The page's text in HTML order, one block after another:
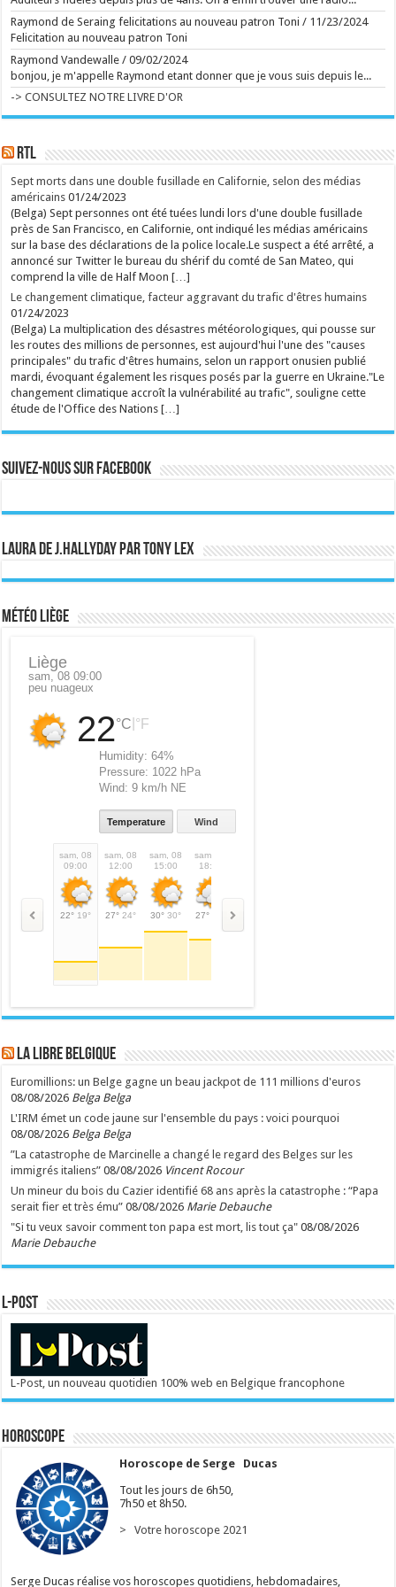
Ecrit le 07/08 14:25
Et sur la route de Reims, Bartoli sort du gâteau
Capuano et Kosky signent un Rossini brillamment
délirant ...
Ecrit le 07/08 13:01
Retour aux sources de l'Art brut, à Lausanne, avec
de grands artistes venus des marges
La collection de l'Art brut, créée par Dubuffet, fête
V2 Scriptrss
Raymond de Seraing felicitations au nouveau patron Toni / 11/23/2024
Felicitation au nouveau patron Toni
Raymond Vandewalle /09/02/2024
bonjou, je m'appelle Raymond etant donner que je vous suis depuis le...
-> CONSULTEZ NOTRE LIVRE D'OR
RTL
Sept morts dans une double fusillade en Californie, selon des médias
américains 01/24/2023
(Belga) Sept personnes ont été tuées lundi lors d'une double fusillade
près de San Francisco, en Californie, ont indiqué les médias américains
sur la base des déclarations de la police locale.Le suspect a été arrêté, a
annoncé sur Twitter le bureau du shérif du comté de San Mateo, qui
comprend la ville de Half Moon […]
Le changement climatique, facteur aggravant du trafic d'êtres humains
01/24/2023
(Belga) La multiplication des désastres météorologiques, qui pousse sur
les routes des millions de personnes, est aujourd'hui l'une des "causes
principales" du trafic d'êtres humains, selon un rapport onusien publié
mardi, évoquant également les risques posés par la guerre en Ukraine."Le
changement climatique accroît la vulnérabilité au trafic", souligne cette
étude de l'Office des Nations […]
Suivez-nous sur Facebook
Laura de J.Hallyday par Tony Lex
Météo Liège
Liège
sam, 08 09:00
peu nuageux
22°C °F
Humidity:64%
Pressure: 1022 hPa
Wind:9 km/h NE
Temperature Wind
sam, 08
09:00
22° 19°
sam, 08
12:00
27° 24°
sam, 08
15:00
30° 30°
sam, 08
18:00
27°
LA Libre Belgique
Euromillions: un Belge gagne un beau jackpot de 111 millions d'euros
08/08/2026 Belga Belga
L'IRM émet un code jaune sur l'ensemble du pays : voici pourquoi
08/08/2026 Belga Belga
”La catastrophe de Marcinelle a changé le regard des Belges sur les
immigrés italiens” 08/08/2026 Vincent Rocour
Un mineur du bois du Cazier identifié 68 ans après la catastrophe : “Papa
serait fier et très ému” 08/08/2026 Marie Debauche
"Si tu veux savoir comment ton papa est mort, lis tout ça" 08/08/2026
Marie Debauche
L-POST
L-Post, un nouveau quotidien 100% web en Belgique francophone
Horoscope
Horoscope de Serge Ducas
Tout les jours de 6h50,
7h50 et 8h50.
> Votre horoscope 2021
Serge Ducas réalise vos horoscopes quotidiens, hebdomadaires,